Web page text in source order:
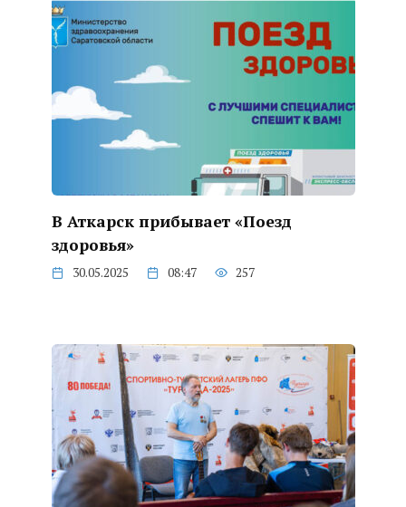
В Аткарск прибывает «Поезд
здоровья»
30.05.2025 08:47 257